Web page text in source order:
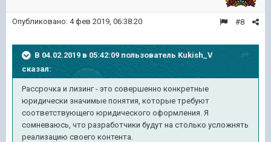
#8
Опубликовано: 4 фев 2019, 06:38:20
В 04.02.2019 в 05:42:09 пользователь Kukish_V
сказал:
Рассрочка и лизинг - это совершенно конкретные
юридически значимые понятия, которые требуют
соответствующего юридического оформления. Я
сомневаюсь, что разработчики будут на столько усложнять
реализацию своего контента.